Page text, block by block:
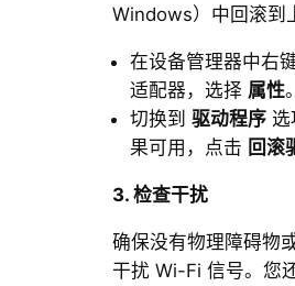
Windows）中回滚到
在设备管理器中右
适配器，选择 属性。
切换到 驱动程序选
果可用，点击 回滚
3. 检查干扰
确保没有物理障碍物
干扰 Wi-Fi 信号。您